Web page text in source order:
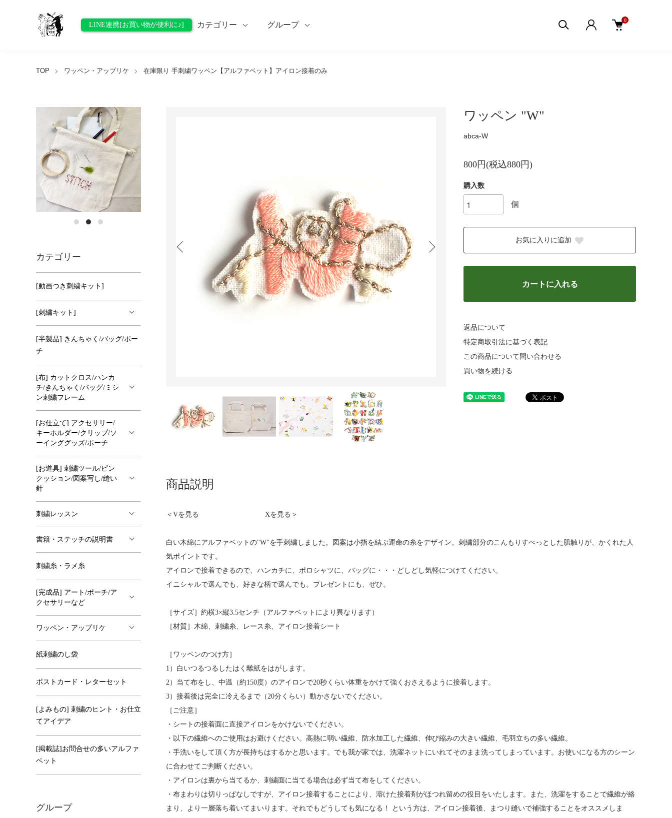
LINE連携[お買い物が便利に♪] カテゴリー グループ
0
TOP ワッペン・アップリケ 在庫限り 手刺繍ワッペン【アルファベット】アイロン接着のみ
ワッペン "W"
abca-W
800円(税込880円)
購入数
個
お気に入りに追加
カートに入れる
返品について
特定商取引法に基づく表記
この商品について問い合わせる
買い物を続ける
商品説明
＜Vを見る Xを見る＞
白い木綿にアルファベットの"W"を手刺繍しました。図案は小指を結ぶ運命の糸をデザイン。刺繍部分のこんもりすべっとした肌触りが、かくれた人
気ポイントです。
アイロンで接着できるので、ハンカチに、ポロシャツに、バッグに・・・どしどし気軽につけてください。
イニシャルで選んでも、好きな柄で選んでも。プレゼントにも、ぜひ。
［サイズ］約横3×縦3.5センチ（アルファベットにより異なります）
［材質］木綿、刺繍糸、レース糸、アイロン接着シート
［ワッペンのつけ方］
1）白いつるつるしたはく離紙をはがします。
2）当て布をし、中温（約150度）のアイロンで20秒くらい体重をかけて強くおさえるように接着します。
3）接着後は完全に冷えるまで（20分くらい）動かさないでください。
［ご注意］
・シートの接着面に直接アイロンをかけないでください。
・以下の繊維へのご使用はお避けください。高熱に弱い繊維、防水加工した繊維、伸び縮みの大きい繊維、毛羽立ちの多い繊維。
・手洗いをして頂く方が長持ちはするかと思います。でも我が家では、洗濯ネットにいれてそのまま洗ってしまっています。お使いになる方のシーン
に合わせてご判断ください。
・アイロンは裏から当てるか、刺繍面に当てる場合は必ず当て布をしてください。
・布まわりは切りっぱなしですが、アイロン接着することにより、溶けた接着剤がほつれ留めの役目をいたします。また、洗濯をすることで繊維が絡
まり、より一層落ち着いてまいります。それでもどうしても気になる！ という方は、アイロン接着後、まつり縫いで補強することをオススメしま
カテゴリー
[動画つき刺繍キット]
[刺繍キット]
[半製品] きんちゃく/バッグ/ポー
チ
[布] カットクロス/ハンカ
チ/きんちゃく/バッグ/ミシ
ン刺繍フレーム
[お仕立て] アクセサリー/
キーホルダー/クリップ/ソ
ーインググッズ/ポーチ
[お道具] 刺繍ツール/ピン
クッション/図案写し/縫い
針
刺繍レッスン
書籍・ステッチの説明書
刺繍糸・ラメ糸
[完成品] アート/ポーチ/ア
クセサリーなど
ワッペン・アップリケ
紙刺繍のし袋
ポストカード・レターセット
[よみもの] 刺繍のヒント・お仕立
てアイデア
[掲載誌]お問合せの多いアルファ
ベット
グループ